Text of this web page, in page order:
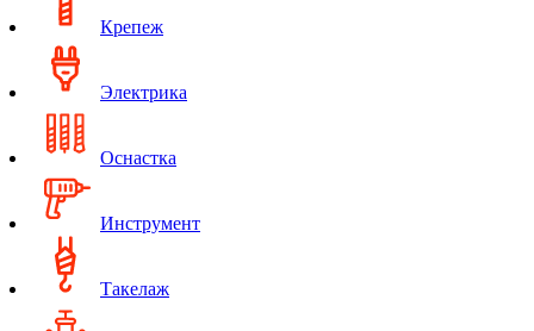
Крепеж
Электрика
Оснастка
Инструмент
Такелаж